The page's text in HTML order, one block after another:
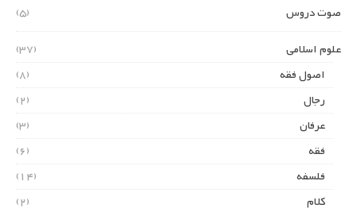
صوت دروس
(5)
علوم اسلامی
(37)
اصول فقه
(8)
رجال
(2)
عرفان
(3)
فقه
(6)
فلسفه
(14)
کلام
(2)